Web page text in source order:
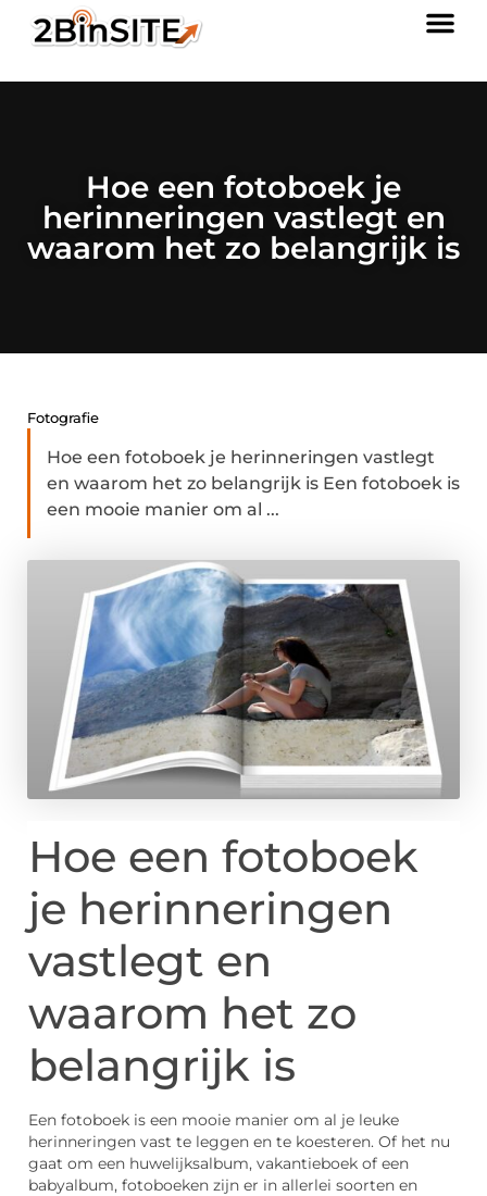
Hoe een fotoboek je
herinneringen vastlegt en
waarom het zo belangrijk is
Fotografie
Hoe een fotoboek je herinneringen vastlegt
en waarom het zo belangrijk is Een fotoboek is
een mooie manier om al ...
Hoe een fotoboek
je herinneringen
vastlegt en
waarom het zo
belangrijk is
Een fotoboek is een mooie manier om al je leuke
herinneringen vast te leggen en te koesteren. Of het nu
gaat om een huwelijksalbum, vakantieboek of een
babyalbum, fotoboeken zijn er in allerlei soorten en